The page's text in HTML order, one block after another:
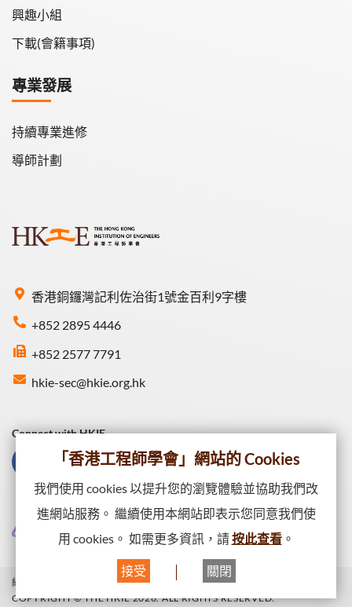
香港銅鑼灣記利佐治街1號金百利9字樓
+852 2895 4446
+852 2577 7791
hkie-sec@hkie.org.hk
興趣小組
下載(會籍事項)
專業發展
持續專業進修
導師計劃
Connect with HKIE
網站一覽
網頁出版政策
COPYRIGHT © THE HKIE 2026. ALL RIGHTS RESERVED.
「香港工程師學會」網站的 Cookies
我們使用 cookies 以提升您的瀏覽體驗並協助我們改
進網站服務。 繼續使用本網站即表示您同意我們使
用 cookies。 如需更多資訊，請按此查看。
接受 關閉